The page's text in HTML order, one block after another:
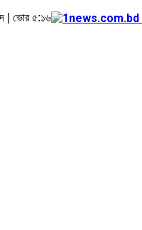
| ভোর ৫:১৬